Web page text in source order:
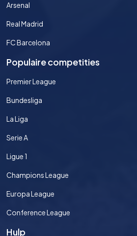
Arsenal
Real Madrid
FC Barcelona
Populaire competities
Premier League
Bundesliga
La Liga
Serie A
Ligue 1
Champions League
Europa League
Conference League
Hulp